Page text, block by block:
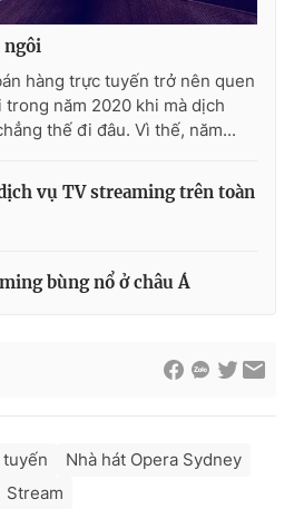
ngôi
hàng trực tuyến trở nên quen
năm 2020 khi mà dịch
thế đi đâu. Vì thế, năm...
vụ TV streaming trên toàn
bùng nổ ở châu Á
Nhà hát Opera Sydney
Stream